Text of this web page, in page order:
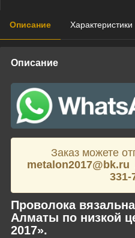
Описание Характеристики
Описание
Заказ можете
metalon2017@bk.ru
331-
Проволока
Алматы по низкой
2017».